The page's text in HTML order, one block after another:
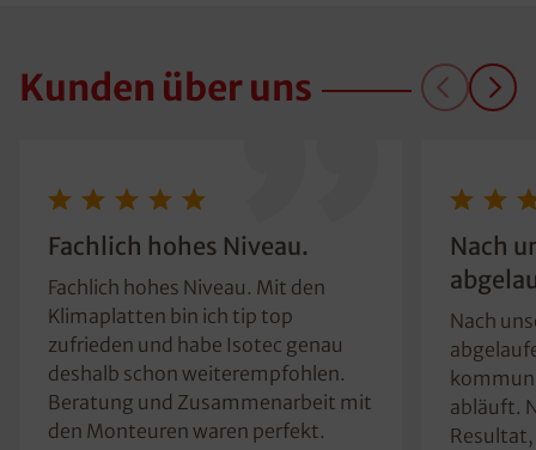
Kunden über uns
Fachlich hohes Niveau.
Fachlich hohes Niveau. Mit den
Klimaplatten bin ich tip top
zufrieden und habe Isotec genau
deshalb schon weiterempfohlen.
Beratung und Zusammenarbeit mit
den Monteuren waren perfekt.
Nach
Nach
abläuft.